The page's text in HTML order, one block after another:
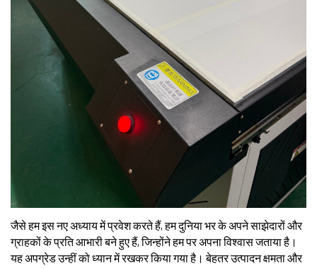
जैसे हम इस नए अध्याय में प्रवेश करते हैं, हम दुनिया भर के अपने साझेदारों और
ग्राहकों के प्रति आभारी बने हुए हैं, जिन्होंने हम पर अपना विश्वास जताया है।
यह अपग्रेड उन्हीं को ध्यान में रखकर किया गया है। बेहतर उत्पादन क्षमता और